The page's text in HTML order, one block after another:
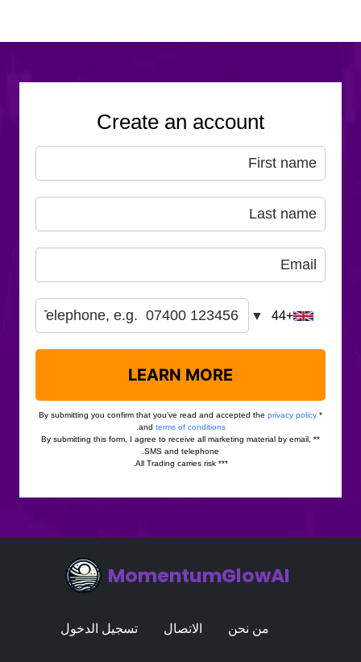
MomentumGlowAI
من نحن الاتصال تسجيل الدخول